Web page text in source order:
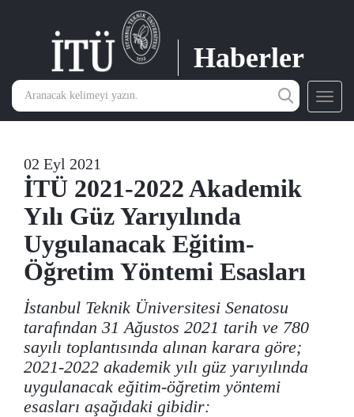
Haberler
02 Eyl 2021
İTÜ 2021-2022 Akademik
Yılı Güz Yarıyılında
Uygulanacak Eğitim-
Öğretim Yöntemi Esasları
İstanbul Teknik Üniversitesi Senatosu
tarafından 31 Ağustos 2021 tarih ve 780
sayılı toplantısında alınan karara göre;
2021-2022 akademik yılı güz yarıyılında
uygulanacak eğitim-öğretim yöntemi
esasları aşağıdaki gibidir: